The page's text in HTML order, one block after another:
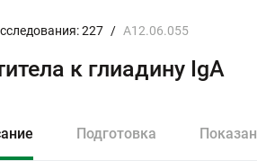
227 / A12.06.055
к глиадину IgA
Подготовка